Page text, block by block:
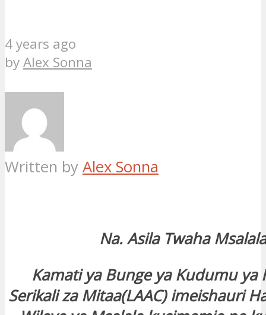
4 years ago
byAlex Sonna
Written by Alex Sonna
Na. Asila Twaha Msalala
Kamati ya Bunge ya Kudumu ya
Serikali za Mitaa(LAAC) imeishauri